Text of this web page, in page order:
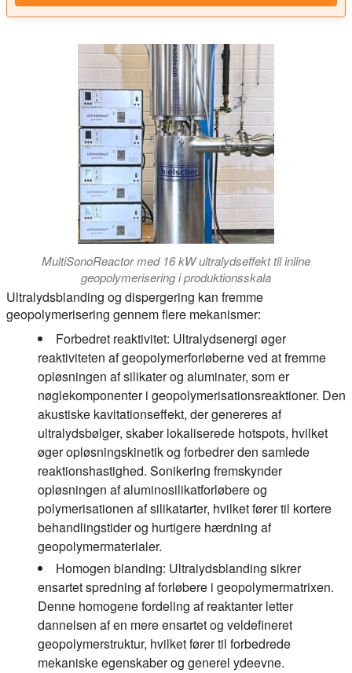
MultiSonoReactor med 16 kW ultralydseffekt til inline
geopolymerisering i produktionsskala
Ultralydsblanding og dispergering kan fremme
geopolymerisering gennem flere mekanismer:
Forbedret reaktivitet: Ultralydsenergi øger
reaktiviteten af geopolymerforløberne ved at fremme
opløsningen af silikater og aluminater, som er
nøglekomponenter i geopolymerisationsreaktioner. Den
akustiske kavitationseffekt, der genereres af
ultralydsbølger, skaber lokaliserede hotspots, hvilket
øger opløsningskinetik og forbedrer den samlede
reaktionshastighed. Sonikering fremskynder
opløsningen af aluminosilikatforløbere og
polymerisationen af silikatarter, hvilket fører til kortere
behandlingstider og hurtigere hærdning af
geopolymermaterialer.
Homogen blanding: Ultralydsblanding sikrer
ensartet spredning af forløbere i geopolymermatrixen.
Denne homogene fordeling af reaktanter letter
dannelsen af en mere ensartet og veldefineret
geopolymerstruktur, hvilket fører til forbedrede
mekaniske egenskaber og generel ydeevne.